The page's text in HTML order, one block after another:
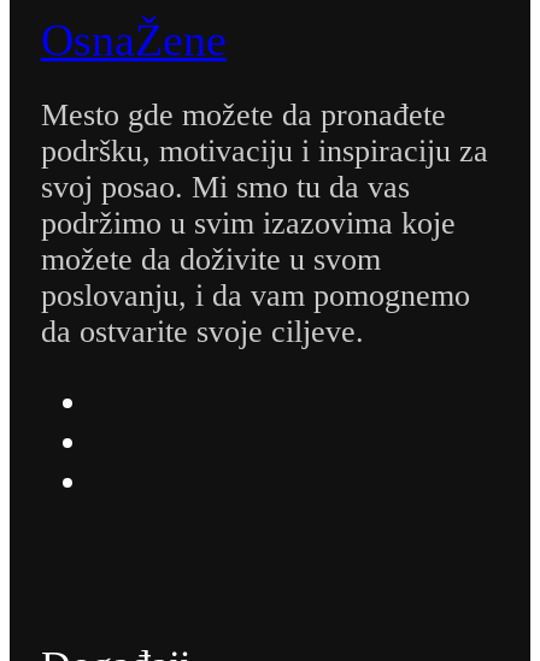
OsnaŽene
Mesto gde možete da pronađete
podršku, motivaciju i inspiraciju za
svoj posao. Mi smo tu da vas
podržimo u svim izazovima koje
možete da doživite u svom
poslovanju, i da vam pomognemo
da ostvarite svoje ciljeve.